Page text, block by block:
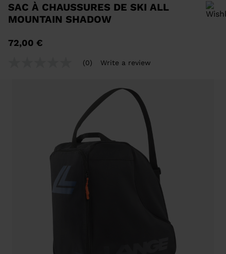
SAC À CHAUSSURES DE SKI ALL
MOUNTAIN SHADOW
taille
72,00 €
(0) Write a review